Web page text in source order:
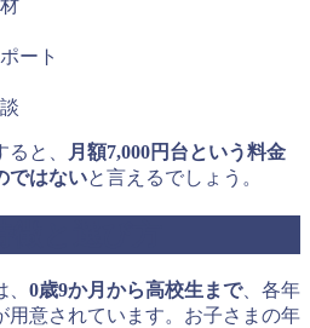
ート
と、
月額7,000円台という料金
ではないと言えるでしょう。
0歳9か月から高校生まで、各年
用意されています。お子さまの年